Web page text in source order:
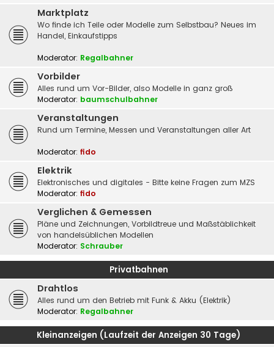
Marktplatz
Wo finde ich Teile oder Modelle zum Selbstbau? Neues im
Handel, Einkaufstipps
Moderator: Regalbahner
Vorbilder
Alles rund um Vor-Bilder, also Modelle in ganz groß
Moderator: baumschulbahner
Veranstaltungen
Rund um Termine, Messen und Veranstaltungen aller Art
Moderator: fido
Elektrik
Elektronisches und digitales - Bitte keine Fragen zum MZS
Moderator: fido
Verglichen & Gemessen
Pläne und Zeichnungen, Vorbildtreue und Maßstäblichkeit
von handelsüblichen Modellen
Moderator: Schrauber
Privatbahnen
Drahtlos
Alles rund um den Betrieb mit Funk & Akku (Elektrik)
Moderator: Regalbahner
Kleinanzeigen (Laufzeit der Anzeigen 30 Tage)